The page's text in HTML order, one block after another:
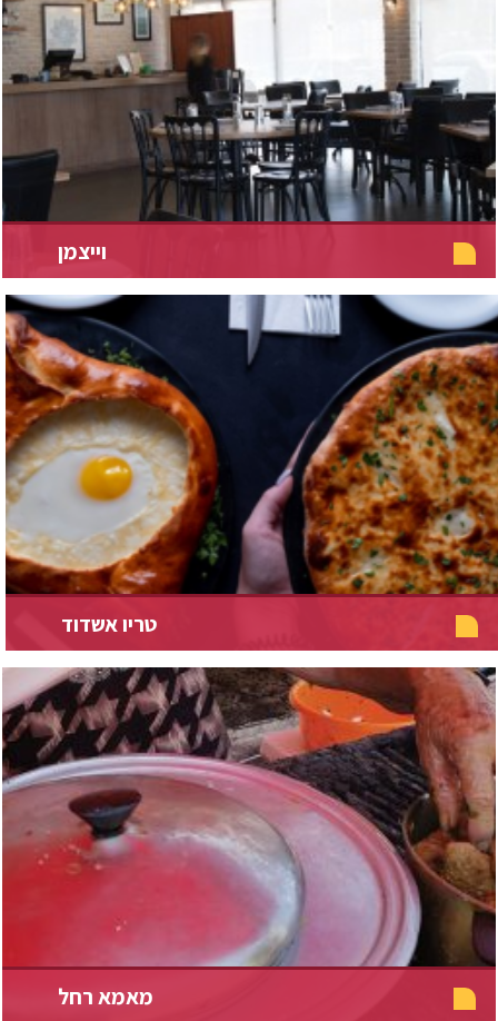
וייצמן
טריו אשדוד
מאמא רחל